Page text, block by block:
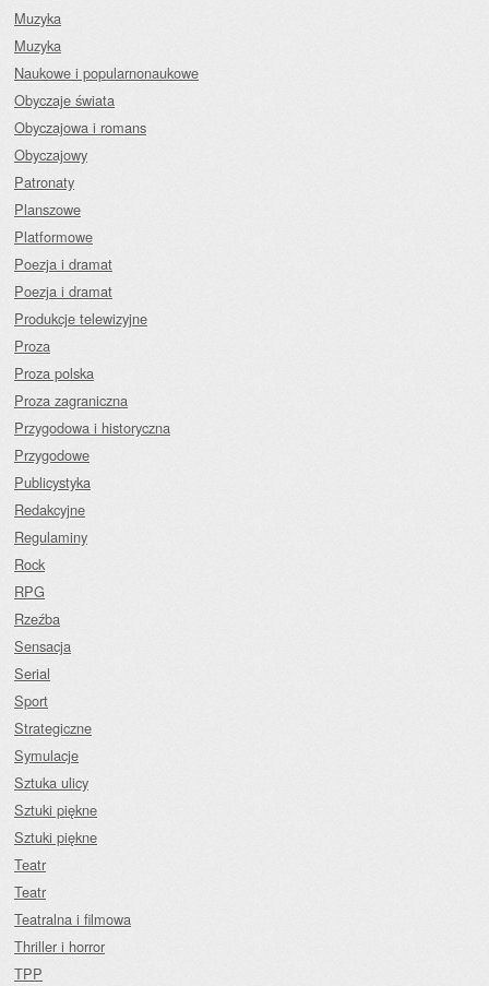
Muzyka
Muzyka
Naukowe i popularnonaukowe
Obyczaje świata
Obyczajowa i romans
Obyczajowy
Patronaty
Planszowe
Platformowe
Poezja i dramat
Poezja i dramat
Produkcje telewizyjne
Proza
Proza polska
Proza zagraniczna
Przygodowa i historyczna
Przygodowe
Publicystyka
Redakcyjne
Regulaminy
Rock
RPG
Rzeźba
Sensacja
Serial
Sport
Strategiczne
Symulacje
Sztuka ulicy
Sztuki piękne
Sztuki piękne
Teatr
Teatr
Teatralna i filmowa
Thriller i horror
TPP